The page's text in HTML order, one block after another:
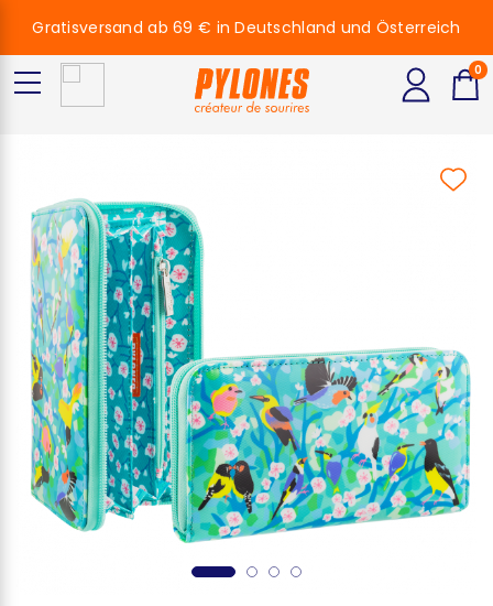
Gratisversand ab 69 € in Deutschland und Österreich
0